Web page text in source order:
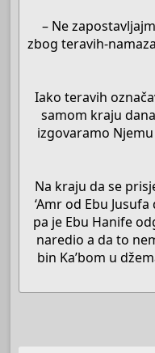
– Ne
zbog teravih-
Iako teravih
samom kraju
izgovaramo
Na kraju da se
‘Amr od Ebu
pa je Ebu Hanife
naredio a da to
bin Ka’bom u